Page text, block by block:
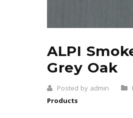
ALPI
Grey Oak
Posted by admin
Products